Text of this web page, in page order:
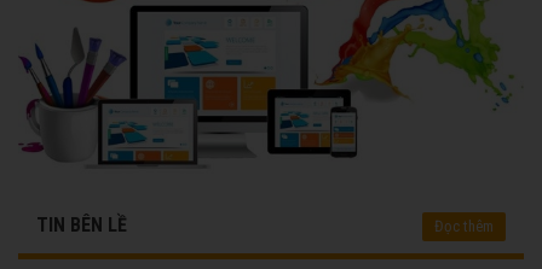
TIN BÊN LỀ Đọc thêm